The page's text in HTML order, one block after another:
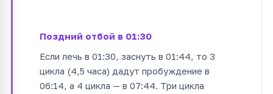
Поздний отбой в 01:30
Если лечь в 01:30, заснуть в 01:44, то 3
цикла (4,5 часа) дадут пробуждение в
06:14, а 4 цикла — в 07:44. Три цикла